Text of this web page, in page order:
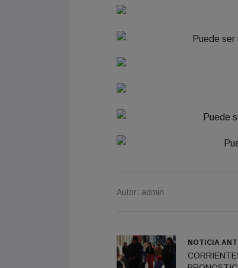
Autor: admin
NOTICIA